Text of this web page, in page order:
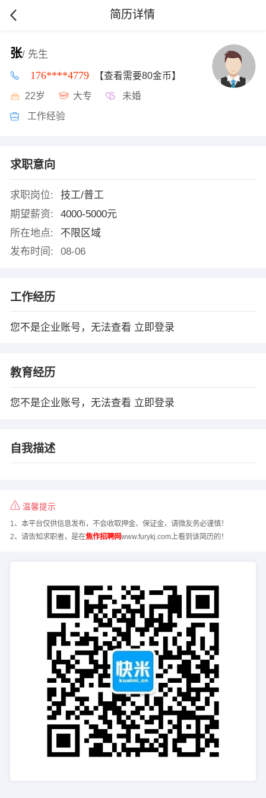
简历详情
张/ 先生
176****4779 【查看需要80金币】
22岁 大专 未婚
工作经验
求职意向
求职岗位:
技工/普工
期望薪资:
4000-5000元
所在地点:
不限区域
发布时间:
08-06
工作经历
您不是企业账号，无法查看 立即登录
教育经历
您不是企业账号，无法查看 立即登录
自我描述
温馨提示
1、本平台仅供信息发布，不会收取押金、保证金，请微友务必谨慎！
2、请告知求职者，是在焦作招聘网www.furykj.com上看到该简历的！